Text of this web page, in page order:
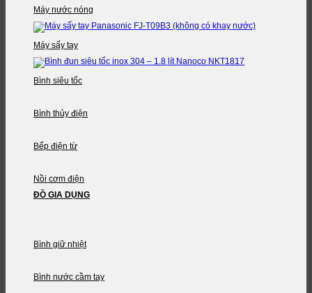
Máy nước nóng
Máy sấy tay
Bình siêu tốc
Bình thủy điện
Bếp điện từ
Nồi cơm điện
ĐỒ GIA DỤNG
Bình giữ nhiệt
Bình nước cầm tay